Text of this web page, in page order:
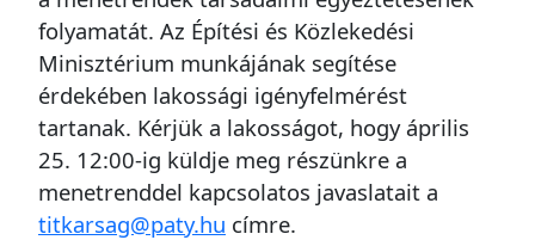
folyamatát. Az Építési és Közlekedési
Minisztérium munkájának segítése
érdekében lakossági igényfelmérést
tartanak. Kérjük a lakosságot, hogy április
25. 12:00-ig küldje meg részünkre a
menetrenddel kapcsolatos javaslatait a
titkarsag@paty.hu címre.